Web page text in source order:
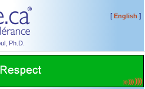
Ph.D.
[English ]